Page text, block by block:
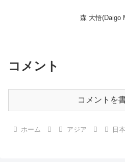
森 大悟(Daigo
コメント
コメントを
ホーム アジア 日本